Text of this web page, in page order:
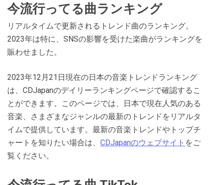
今流行ってる曲ランキング
リアルタイムで更新されるトレンド曲のランキング。
2023年は特に、SNSの影響を受けた楽曲がランキングを
賑わせました。
2023年12月21日現在の日本の音楽トレンドランキング
は、CDJapanのデイリーランキングページで確認するこ
とができます。このページでは、日本で現在人気のある
音楽、さまざまなジャンルの最新のトレンドをリアルタ
イムで提供しています。最新の音楽トレンドやトップチ
ャートを知りたい場合は、 CDJapanのウェブサイト をご
覧ください。​​